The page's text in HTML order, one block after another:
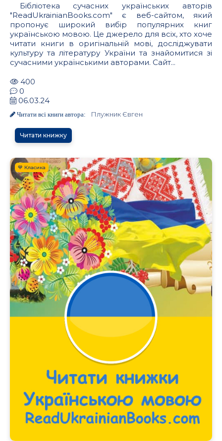
Бібліотека сучасних українських авторів
"ReadUkrainianBooks.com" є веб-сайтом, який
пропонує широкий вибір популярних книг
українською мовою. Це джерело для всіх, хто хоче
читати книги в оригінальній мові, досліджувати
культуру та літературу України та знайомитися зі
сучасними українськими авторами. Сайт...
400
0
06.03.24
Читати всі книги автора: Плужник Євген
Читати книжку
💙 Класика